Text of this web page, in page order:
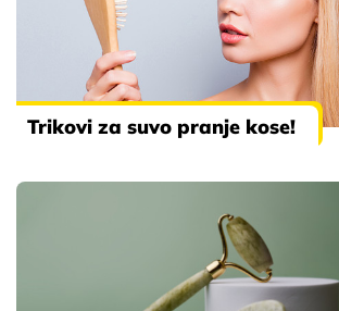
Trikovi za suvo pranje kose!